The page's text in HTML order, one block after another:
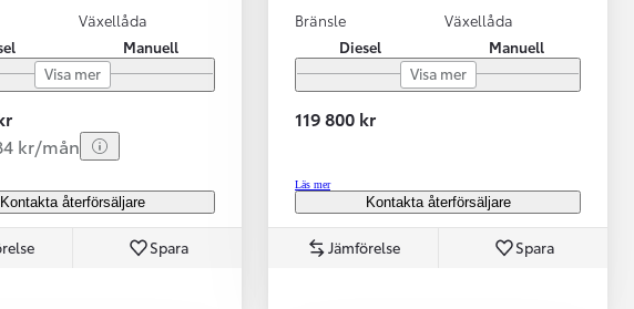
kr
mån
Vi har Sveriges mest nöjda
Växellåda
Manuell
Visa mer
kr/mån
Kontakta återförsäljare
Spara
Bränsle
Diesel
Växellåda
Manuell
Visa mer
119 800 kr
Läs mer
Kontakta återförsäljare
Jämförelse Spara